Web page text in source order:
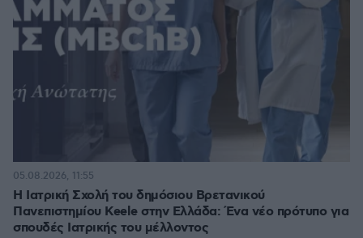
Η Ιατρική Σχολή του δημόσιου Βρετανικού
Πανεπιστημίου Keele στην Ελλάδα: Ένα νέο πρότυπο για
σπουδές Ιατρικής του μέλλοντος
05.08.2026, 11:55